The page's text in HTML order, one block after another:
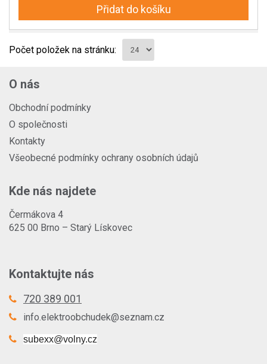
Přidat do košíku
Počet položek na stránku:
O nás
Obchodní podmínky
O společnosti
Kontakty
Všeobecné podmínky ochrany osobních údajů
Kde nás najdete
Čermákova 4
625 00 Brno – Starý Lískovec
Kontaktujte nás
720 389 001
info.elektroobchudek@seznam.cz
subexx@volny.cz